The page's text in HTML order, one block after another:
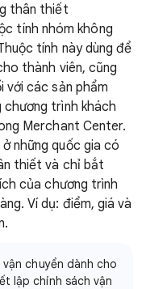
thân thiết
tính nhóm không
tính này dùng để
thành viên, cũng
với các sản phẩm
trình khách
Merchant Center.
những quốc gia có
thiết và chỉ bắt
của chương trình
Ví dụ: điểm, giá và
chuyển dành cho
lập chính sách vận